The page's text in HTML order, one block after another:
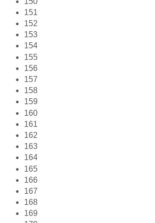
151
152
153
154
155
156
157
158
159
160
161
162
163
164
165
166
167
168
169